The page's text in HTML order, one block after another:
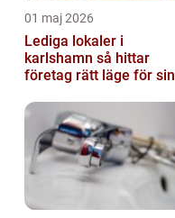
01 maj 2026
Lediga lokaler i
karlshamn så hittar
företag rätt läge för sin